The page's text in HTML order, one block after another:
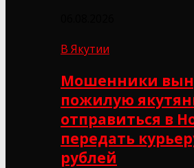
В Якутии
Мошенники
пожилую
отправиться в
передать
рублей